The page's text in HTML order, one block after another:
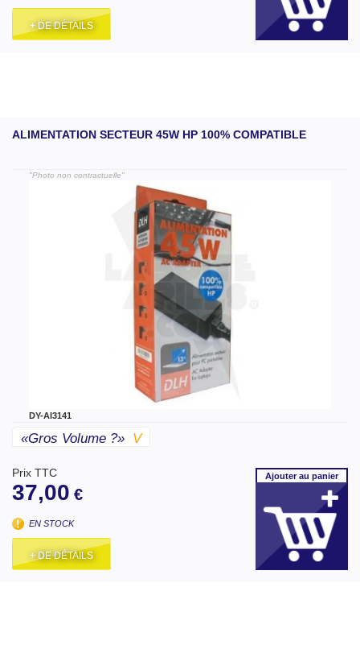
+ DE DÉTAILS
ALIMENTATION SECTEUR 45W HP 100% COMPATIBLE
"Photo non contractuelle"
DY-AI3141
«gros Volume ?» V
Prix TTC
37,00 €
EN STOCK
+ DE DÉTAILS
Ajouterau panier